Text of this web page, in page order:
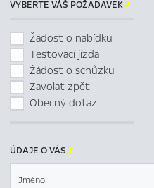
VYBERTE VÁŠ POŽADAVEK
Žádost o nabídku
Testovací jízda
Žádost o schůzku
Zavolat zpět
Obecný dotaz
ÚDAJE O VÁS 
Jméno